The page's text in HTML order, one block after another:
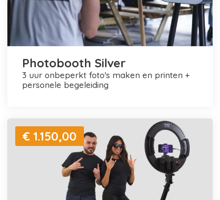
Photobooth Silver
3 uur onbeperkt foto's maken en printen +
personele begeleiding
€ 1.150,00